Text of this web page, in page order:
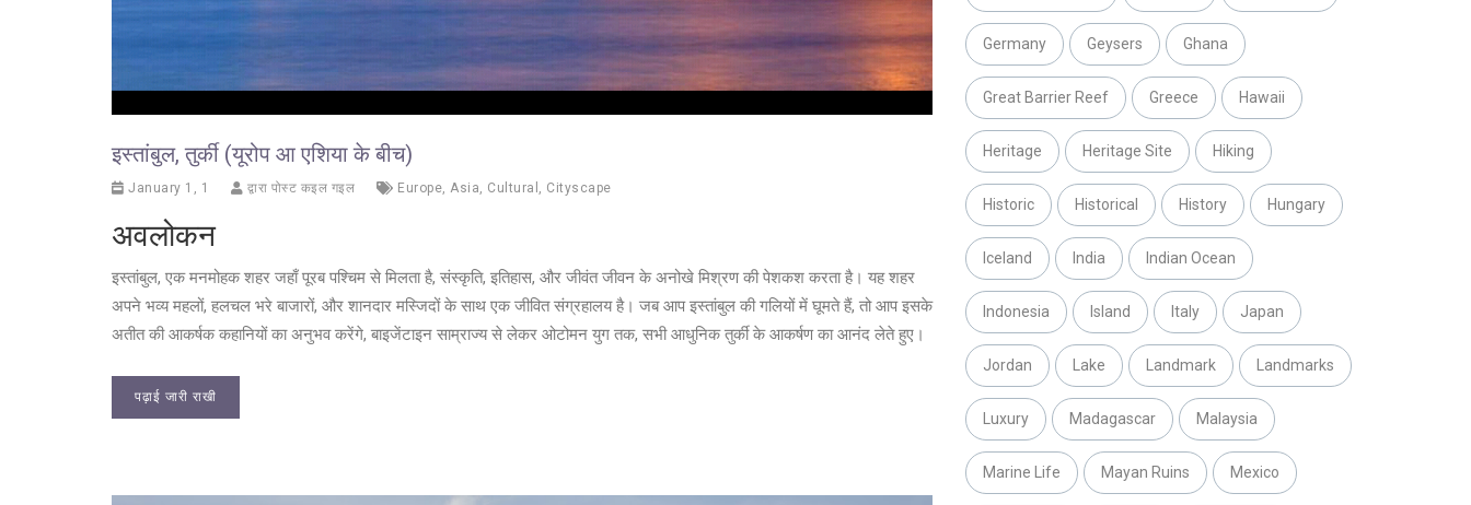
इस्तांबुल, तुर्की (यूरोप आ एशिया के बीच)
January 1, 1 द्वारा पोस्ट कइल गइल Europe, Asia, Cultural , Cityscape
अवलोकन
इस्तांबुल, एक मनमोहक शहर जहाँ पूरब पश्चिम से मिलता है, संस्कृति, इतिहास, और जीवंत जीवन के अनोखे मिश्रण की पेशकश करता है। यह शहर
अपने भव्य महलों, हलचल भरे बाजारों, और शानदार मस्जिदों के साथ एक जीवित संग्रहालय है। जब आप इस्तांबुल की गलियों में घूमते हैं, तो आप इसके
अतीत की आकर्षक कहानियों का अनुभव करेंगे, बाइजेंटाइन साम्राज्य से लेकर ओटोमन युग तक, सभी आधुनिक तुर्की के आकर्षण का आनंद लेते हुए।
पढ़ाई जारी राखी
Germany Geysers Ghana
Great Barrier Reef Greece Hawaii
Heritage Heritage Site Hiking
Historic Historical History Hungary
Iceland India Indian Ocean
Indonesia Island Italy Japan
Jordan Lake Landmark Landmarks
Luxury Madagascar Malaysia
Marine Life Mayan Ruins Mexico